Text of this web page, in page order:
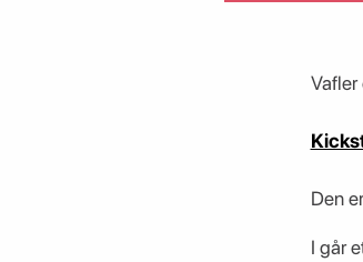
Vafler
Den
I går